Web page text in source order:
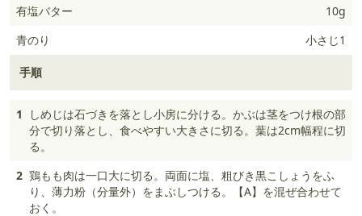
有塩バター
10g
青のり
小さじ1
手順
1
しめじは石づきを落とし小房に分ける。かぶは茎をつけ根の部
分で切り落とし、食べやすい大きさに切る。葉は2cm幅程に切
る。
2 鶏もも肉は一口大に切る。両面に塩、粗びき黒こしょうをふ
り、薄力粉（分量外）をまぶしつける。【A】を混ぜ合わせて
おく。